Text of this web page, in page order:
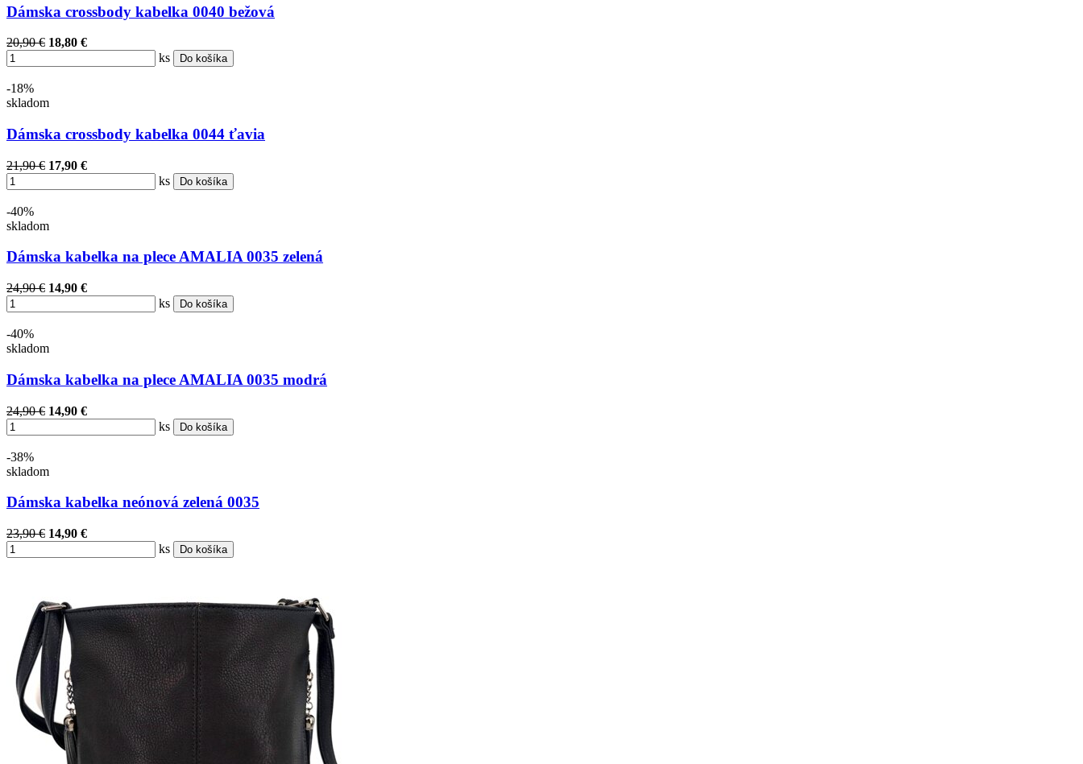
Dámska crossbody kabelka 0040 bežová
20,90 € 18,80 €
ks
Do košíka
-18%
skladom
Dámska crossbody kabelka 0044 ťavia
21,90 € 17,90 €
ks
Do košíka
-40%
skladom
Dámska kabelka na plece AMALIA 0035 zelená
24,90 € 14,90 €
ks
Do košíka
-40%
skladom
Dámska kabelka na plece AMALIA 0035 modrá
24,90 € 14,90 €
ks
Do košíka
-38%
skladom
Dámska kabelka neónová zelená 0035
23,90 € 14,90 €
ks
Do košíka